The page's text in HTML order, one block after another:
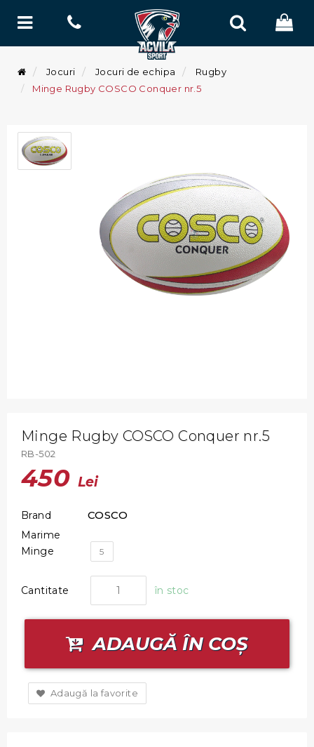
Jocuri Jocuri de echipa
Rugby
Minge Rugby COSCO Conquer nr.5
Minge Rugby COSCO Conquer nr.5
RB-502
450 Lei
Brand COSCO
Marime
Minge
5
Cantitate în stoc
ADAUGĂ ÎN COȘ
Adaugă la favorite